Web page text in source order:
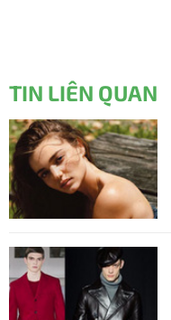
TIN LIÊN QUAN